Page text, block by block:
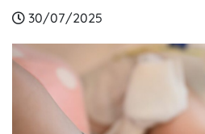
30/07/2025